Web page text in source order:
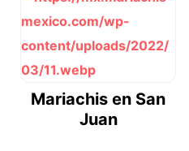
Mariachis en San
Juan